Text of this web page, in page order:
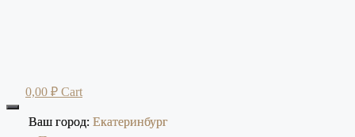
0,00 ₽ Cart
Ваш город: Екатеринбург
Ваш город: Екатеринбург